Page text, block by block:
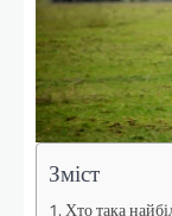
Зміст
Хто така